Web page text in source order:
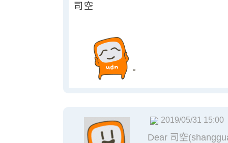
司空
2019/05/31 15:00
Dear 司空